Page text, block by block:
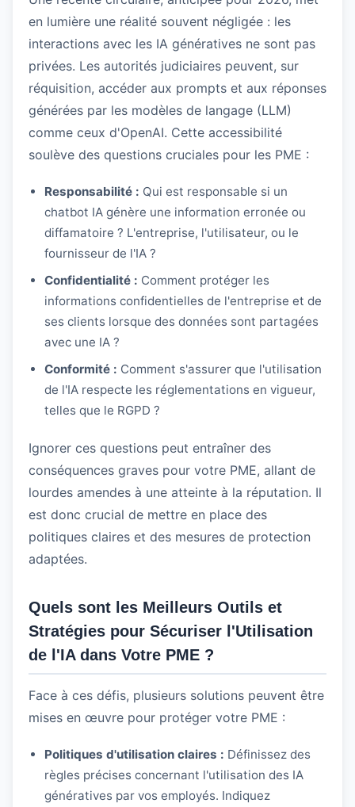
en lumière une réalité souvent négligée : les
interactions avec les IA génératives ne sont pas
privées. Les autorités judiciaires peuvent, sur
réquisition, accéder aux prompts et aux réponses
générées par les modèles de langage (LLM)
comme ceux d'OpenAI. Cette accessibilité
soulève des questions cruciales pour les PME :
Responsabilité : Qui est responsable si un
chatbot IA génère une information erronée ou
diffamatoire ? L'entreprise, l'utilisateur, ou le
fournisseur de l'IA ?
Confidentialité : Comment protéger les
informations confidentielles de l'entreprise et de
ses clients lorsque des données sont partagées
avec une IA ?
Conformité : Comment s'assurer que l'utilisation
de l'IA respecte les réglementations en vigueur,
telles que le RGPD ?
Ignorer ces questions peut entraîner des
conséquences graves pour votre PME, allant de
lourdes amendes à une atteinte à la réputation. Il
est donc crucial de mettre en place des
politiques claires et des mesures de protection
adaptées.
Quels sont les Meilleurs Outils et
Stratégies pour Sécuriser l'Utilisation
de l'IA dans Votre PME ?
Face à ces défis, plusieurs solutions peuvent être
mises en œuvre pour protéger votre PME :
Politiques d'utilisation claires : Définissez des
règles précises concernant l'utilisation des IA
génératives par vos employés. Indiquez